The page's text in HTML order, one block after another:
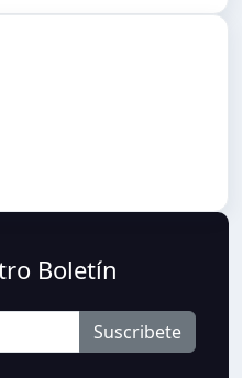
Boletín
Suscribete